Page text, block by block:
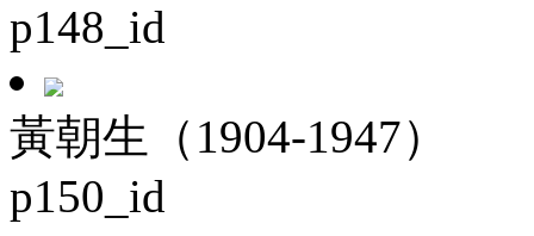
p148_id
黃朝生（1904-1947）
p150_id